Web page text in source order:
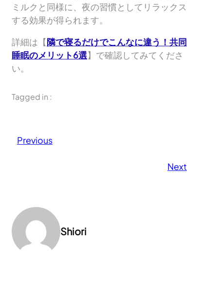
ミルクと同様に、夜の習慣としてリラックス
する効果が得られます。
詳細は【隣で寝るだけでこんなに違う！共同
睡眠のメリット6選】で確認してみてくださ
い。
Tagged in :
Previous
Next
Shiori